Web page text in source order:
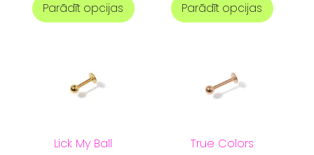
Parādīt opcijas Parādīt opcijas
Lick My Ball True Colors